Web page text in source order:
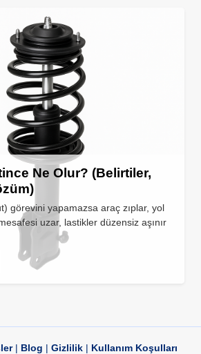
Ne Olur? (Belirtiler,
görevini yapamazsa araç zıplar, yol
uzar, lastikler düzensiz aşınır
| Blog | Gizlilik| Kullanım Koşulları